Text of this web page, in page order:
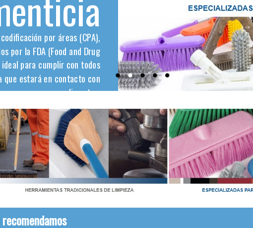
por áreas (CPA),
por la FDA (Food and Drug
para cumplir con todos
que estará en contacto con
alimentos.
recomendamos